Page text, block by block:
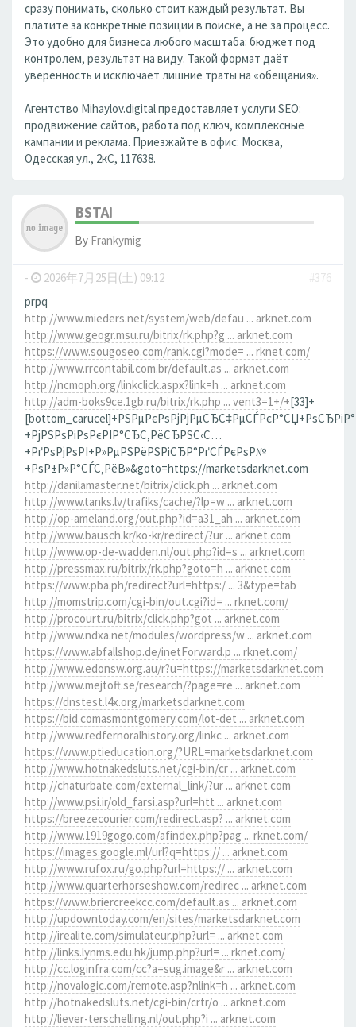
сразу понимать, сколько стоит каждый результат. Вы
платите за конкретные позиции в поиске, а не за процесс.
Это удобно для бизнеса любого масштаба: бюджет под
контролем, результат на виду. Такой формат даёт
уверенность и исключает лишние траты на «обещания».
Агентство Mihaylov.digital предоставляет услуги SEO:
продвижение сайтов, работа под ключ, комплексные
кампании и реклама. Приезжайте в офис: Москва,
Одесская ул., 2кС, 117638.
BSTAI
By Frankymig
- 2026年7月25日(土) 09:12
#376
prpq
http://www.mieders.net/system/web/defau ... arknet.com
http://www.geogr.msu.ru/bitrix/rk.php?g ... arknet.com
https://www.sougoseo.com/rank.cgi?mode= ... rknet.com/
http://www.rrcontabil.com.br/default.as ... arknet.com
http://ncmoph.org/linkclick.aspx?link=h ... arknet.com
http://adm-boks9ce.1gb.ru/bitrix/rk.php ... vent3=1+/+[33]+
+РјРЅРѕРіРѕРєРІР°СЂС‚РёСЂРЅС‹С…
+РґРѕРјРѕРІ+Р»РµРЅРёРЅРіСЂР°РґСЃРєРѕР№
+РѕР±Р»Р°СЃС‚РёВ»&goto=https://marketsdarknet.com
http://danilamaster.net/bitrix/click.ph ... arknet.com
http://www.tanks.lv/trafiks/cache/?lp=w ... arknet.com
http://op-ameland.org/out.php?id=a31_ah ... arknet.com
http://www.bausch.kr/ko-kr/redirect/?ur ... arknet.com
http://www.op-de-wadden.nl/out.php?id=s ... arknet.com
http://pressmax.ru/bitrix/rk.php?goto=h ... arknet.com
https://www.pba.ph/redirect?url=https:/ ... 3&type=tab
http://momstrip.com/cgi-bin/out.cgi?id= ... rknet.com/
http://procourt.ru/bitrix/click.php?got ... arknet.com
http://www.ndxa.net/modules/wordpress/w ... arknet.com
https://www.abfallshop.de/inetForward.p ... rknet.com/
http://www.edonsw.org.au/r?u=https://marketsdarknet.com
http://www.mejtoft.se/research/?page=re ... arknet.com
https://dnstest.l4x.org/marketsdarknet.com
https://bid.comasmontgomery.com/lot-det ... arknet.com
http://www.redfernoralhistory.org/linkc ... arknet.com
https://www.ptieducation.org/?URL=marketsdarknet.com
http://www.hotnakedsluts.net/cgi-bin/cr ... arknet.com
http://chaturbate.com/external_link/?ur ... arknet.com
http://www.psi.ir/old_farsi.asp?url=htt ... arknet.com
https://breezecourier.com/redirect.asp? ... arknet.com
http://www.1919gogo.com/afindex.php?pag ... rknet.com/
https://images.google.ml/url?q=https:// ... arknet.com
http://www.rufox.ru/go.php?url=https:// ... arknet.com
http://www.quarterhorseshow.com/redirec ... arknet.com
https://www.briercreekcc.com/default.as ... arknet.com
http://updowntoday.com/en/sites/marketsdarknet.com
http://irealite.com/simulateur.php?url= ... arknet.com
http://links.lynms.edu.hk/jump.php?url= ... rknet.com/
http://cc.loginfra.com/cc?a=sug.image&r ... arknet.com
http://novalogic.com/remote.asp?nlink=h ... arknet.com
http://hotnakedsluts.net/cgi-bin/crtr/o ... arknet.com
http://liever-terschelling.nl/out.php?i ... arknet.com